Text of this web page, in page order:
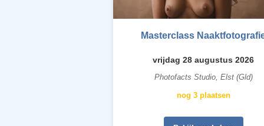
Masterclass
vrijdag 28 augustus 2026
Photofacts Studio, Elst (Gld)
nog 3 plaatsen